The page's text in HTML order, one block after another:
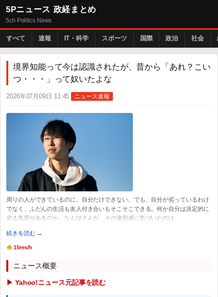
5Pニュース 政経まとめ
5ch Politics News
すべて 速報 IT・科学 スポーツ 国際 政治 社会
境界知能って今は認識されたが、昔から「あれ？こい
つ・・・」って奴いたよな
2026年07月09日 11:45 ニュース速報
周りの人ができているのに、自分だけできない。でも、自分が劣っているわけ
でなく、ふだんの生活も友人付き合いもそこそこできる。何か自分は決定的に
劣る気質があるのか。なんばさんが、その違和感に気づいたのは
続きを読む →
15res/h
ニュース概要
▶ Yahoo!ニュース元記事を読む